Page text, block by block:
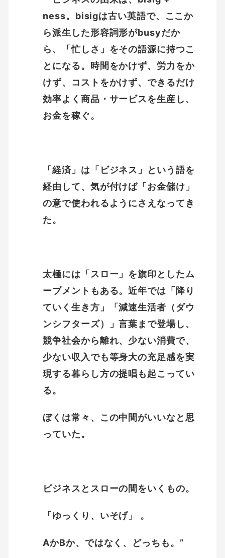
ness。bisigは古い英語で、ここか
ら派生した形容詞形がbusyだか
ら、「忙しさ」をその語源に持つこ
とになる。時間をかけず、労力をか
けず、コストをかけず、できるだけ
効率よく商品・サービスを生産し、
お金を稼ぐ。
「経済」は「ビジネス」という語を
経由して、気が付けば「お金儲け」
の意で使われるようにさえなってき
た。
太極には「スロー」を旗印としたム
ーブメントもある。近年では「降り
ていく生き方」「減速生活者（ダウ
ンシフターズ）」言葉まで登場し、
競争社会から離れ、少ない消費で、
少ない収入でも等身大の充足感を実
現する暮らし方の提唱も起こってい
る。
ぼくは常々、この中間がいいなと思
っていた。
ビジネスとスローの間をいくもの。
「ゆっくり、いそげ」 。
AかBか、ではなく、どっちも。”